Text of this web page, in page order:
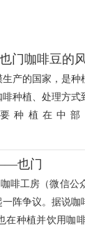
门咖啡豆的
产的国家，是种
种植、处理方式
种植在中
也门
啡工房（微信公
阵争议。据说
在种植并饮用咖